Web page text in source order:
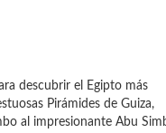
descubrir el Egipto más
Pirámides de Guiza,
al impresionante Abu